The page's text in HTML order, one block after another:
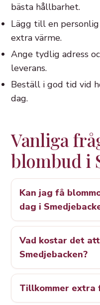
bästa hållbarhet.
Lägg till en
extra värme.
Ange tydlig adress
leverans.
Beställ i god tid vid
dag.
Vanliga
blombud i
Kan jag få
dag i
Vad kostar det
Smedjebacken?
Tillkommer extra